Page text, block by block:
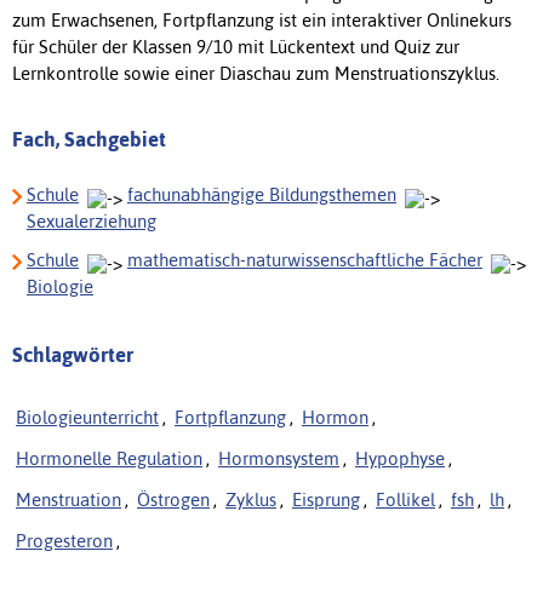
zum Erwachsenen, Fortpflanzung ist ein interaktiver Onlinekurs
für Schüler der Klassen 9/10 mit Lückentext und Quiz zur
Lernkontrolle sowie einer Diaschau zum Menstruationszyklus.
Fach, Sachgebiet
Schule
fachunabhängige Bildungsthemen
Sexualerziehung
Schule
mathematisch-naturwissenschaftliche Fächer
Biologie
Schlagwörter
Biologieunterricht , Fortpflanzung , Hormon ,
Hormonelle Regulation , Hormonsystem , Hypophyse ,
Menstruation , Östrogen , Zyklus , Eisprung , Follikel , fsh , lh ,
Progesteron ,